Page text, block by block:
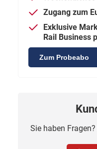
Zugang zum
Exklusive
Rail Business
Zum Probeabo
Sie haben